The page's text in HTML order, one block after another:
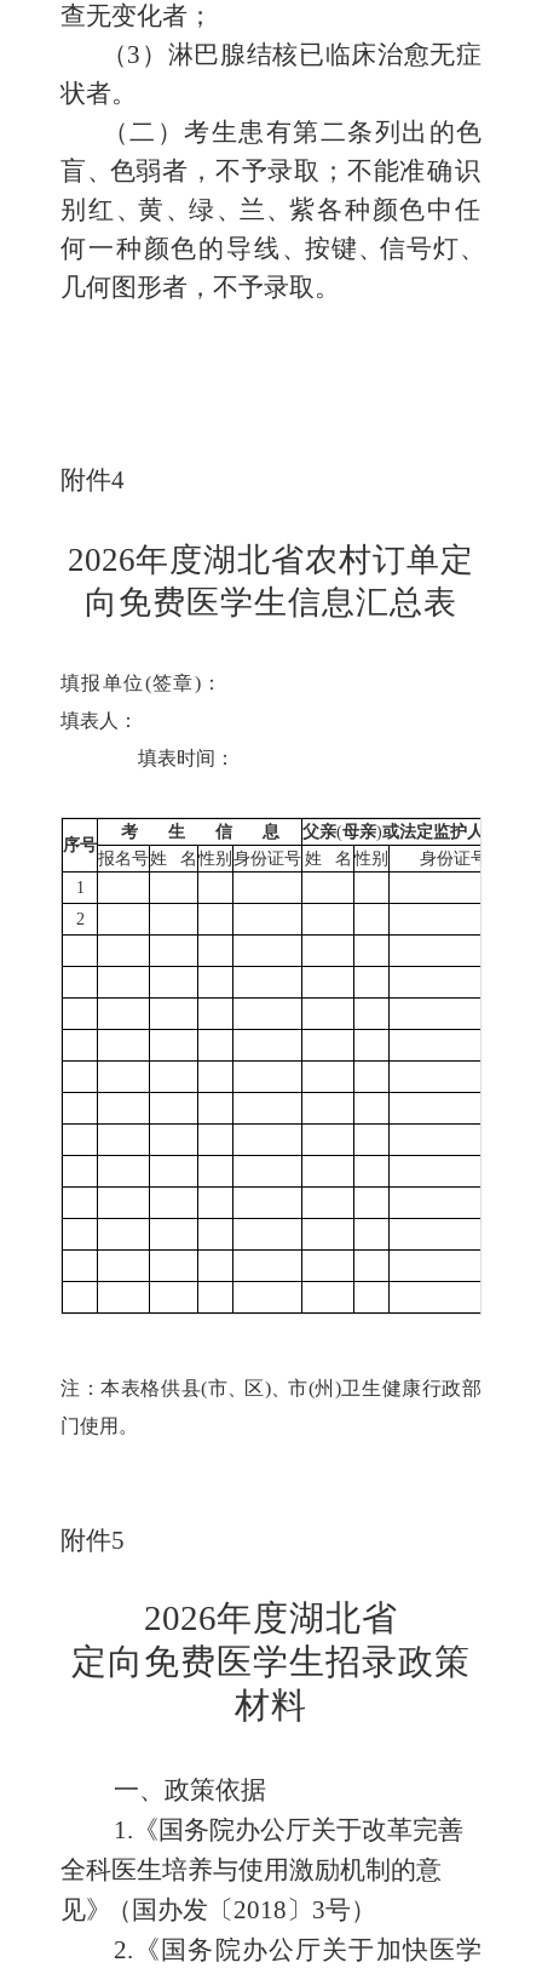
查无变化者；
（3 ） 淋巴腺结核已临床治愈无症
状者。
（二）考生患有第二条列出的色
盲、 色弱者，不予录取；不能准确识
别红 、黄 、绿 、 兰、紫各种颜色中任
何一种颜色的导线 、 按键、信号灯、
几何图形者，不予录取。
附件4
2026年度湖北省农村订单定
向免费医学生信息汇总表
填报单位(签章)：
填表人：
填表时间：
序号
考 生 信 息 父亲(母亲)或法定监护人信息
报名号姓 名 性别 身份证号 姓 名 性别
身份证号
1
2
注：本表格供县(市 区)、 市(州)卫生健康行政部
门使用。
附件5
2026年度湖北省
定向免费医学生招录政策
材料
一、政策依据
1. 《国务院办公厅关于改革完善
全科医生培养与使用激励机制的意
见》 （国办发〔2018〕 3号）
2. 《国务院办公厅关于加快医学